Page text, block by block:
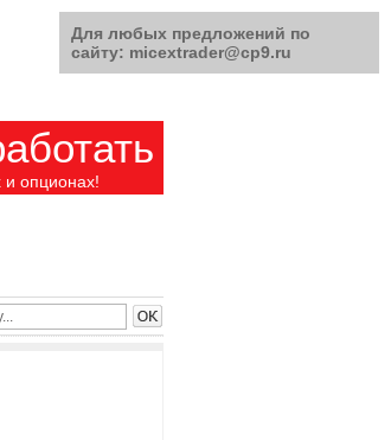
опционах!
Для любых предложений по
сайту: micextrader@cp9.ru